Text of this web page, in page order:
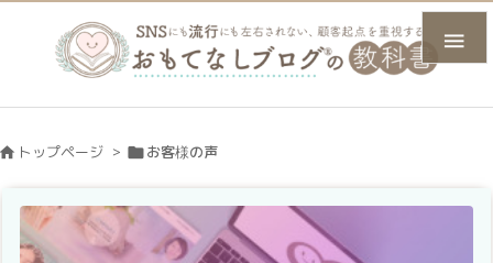

トップページ > お客様の声